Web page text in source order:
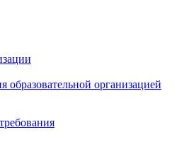
образовательной организацией